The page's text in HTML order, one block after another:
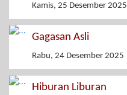
Kamis, 25 Desember 2025
Gagasan Asli
Rabu, 24 Desember 2025
Hiburan Liburan